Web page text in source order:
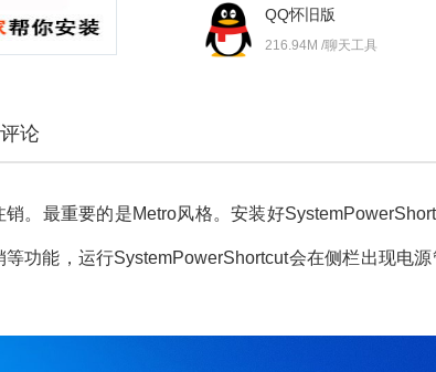
QQ怀旧版
216.94M /聊天工具
论
。最重要的是Metro风格。安装好
功能，运行SystemPowerShortcut会在侧栏出现电源